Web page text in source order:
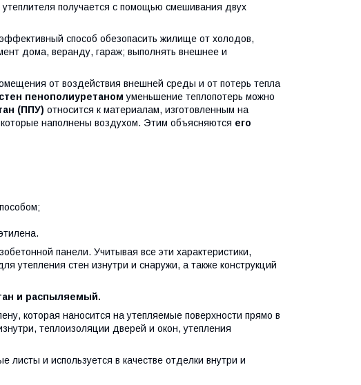
получается с помощью смешивания двух
способ обезопасить жилище от холодов,
дома, веранду, гараж; выполнять внешнее и
от воздействия внешней среды и от потерь тепла
пенополиуретаномуменьшение теплопотерь можно
(ППУ) относится к материалам, изготовленным на
наполнены воздухом. Этим объясняются его
панели. Учитывая все эти характеристики,
утепления стен изнутри и снаружи, а также конструкций
и распыляемый.
которая наносится на утепляемые поверхности прямо в
теплоизоляции дверей и окон, утепления
листы и используется в качестве отделки внутри и